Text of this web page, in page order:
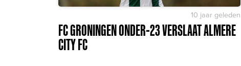
10 jaar geleden
FC GRONINGEN ONDER-23 VERSLAAT ALMERE
CITY FC